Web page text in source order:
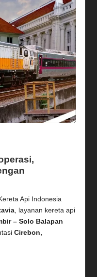
Api Indonesia
, layanan kereta api
– Solo Balapan
Cirebon,